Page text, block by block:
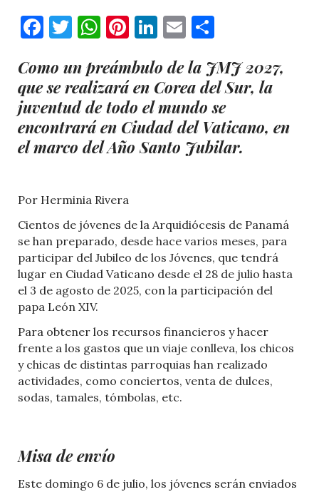
Facebook
Twitter
WhatsApp
Pinterest
LinkedIn
Email
Como un preámbulo de la JMJ 2027,
que se realizará en Corea del Sur, la
juventud de todo el mundo se
encontrará en Ciudad del Vaticano, en
el marco del Año Santo Jubilar.
Por Herminia Rivera
Cientos de jóvenes de la Arquidiócesis de Panamá
se han preparado, desde hace varios meses, para
participar del Jubileo de los Jóvenes, que tendrá
lugar en Ciudad Vaticano desde el 28 de julio hasta
el 3 de agosto de 2025, con la participación del
papa León XIV.
Para obtener los recursos financieros y hacer
frente a los gastos que un viaje conlleva, los chicos
y chicas de distintas parroquias han realizado
actividades, como conciertos, venta de dulces,
sodas, tamales, tómbolas, etc.
Misa de envío
Este domingo 6 de julio, los jóvenes serán enviados